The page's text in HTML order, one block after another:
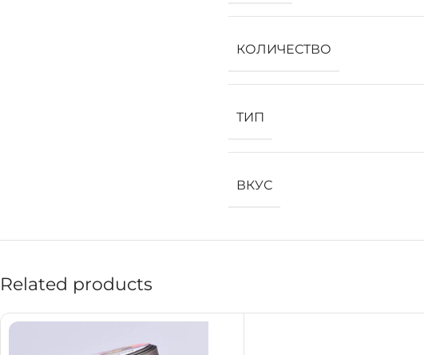
КОЛИЧЕСТВО
ТИП
ВКУС
Related products